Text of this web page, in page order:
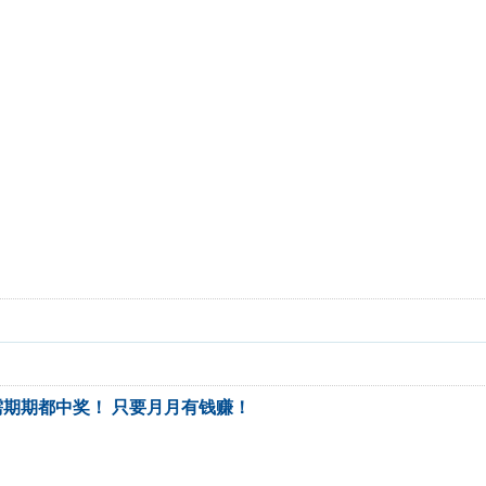
期都中奖！ 只要月月有钱赚！